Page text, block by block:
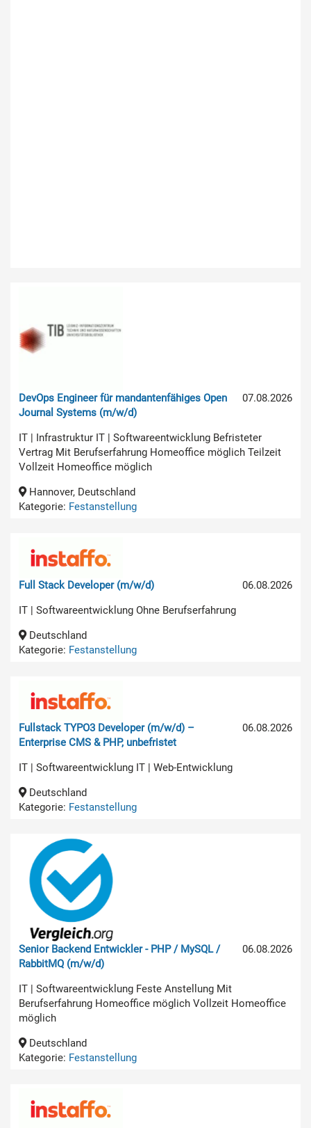
07.08.2026
DevOps Engineer für mandantenfähiges Open
Journal Systems (m/w/d)
IT | Infrastruktur IT | Softwareentwicklung Befristeter
Vertrag Mit Berufserfahrung Homeoffice möglich Teilzeit
Vollzeit Homeoffice möglich
Hannover, Deutschland
Kategorie: Festanstellung
06.08.2026
Full Stack Developer (m/w/d)
IT | Softwareentwicklung Ohne Berufserfahrung
Deutschland
Kategorie: Festanstellung
06.08.2026
Fullstack TYPO3 Developer (m/w/d) –
Enterprise CMS & PHP, unbefristet
IT | Softwareentwicklung IT | Web-Entwicklung
Deutschland
Kategorie: Festanstellung
06.08.2026
Senior Backend Entwickler - PHP / MySQL /
RabbitMQ (m/w/d)
IT | Softwareentwicklung Feste Anstellung Mit
Berufserfahrung Homeoffice möglich Vollzeit Homeoffice
möglich
Deutschland
Kategorie: Festanstellung